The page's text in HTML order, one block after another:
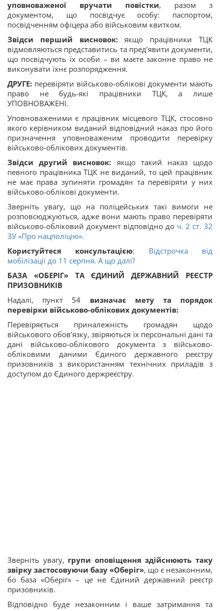
уповноваженої вручати повістки, разом з
документом, що посвідчує особу: паспортом,
посвідченням офіцера або військовим квитком.
Звідси перший висновок:якщо працівники ТЦК
відмовляються представитись та пред’явити документи,
що посвідчують їх особи – ви маєте законне право не
виконувати їхнє розпорядження.
ДРУГЕ: перевіряти військово-облікові документи мають
право не будь-які працівники ТЦК, а лише
УПОВНОВАЖЕНІ.
Уповноваженими є працівник місцевого ТЦК, стосовно
якого керівником виданий відповідний наказ про його
призначення уповноваженим проводити перевірку
військово-облікових документів.
Звідси другий висновок: якщо такий наказ щодо
певного працівника ТЦК не виданий, то цей працівник
не має права зупиняти громадян та перевіряти у них
військово-облікові документи.
Зверніть увагу, що на поліцейських такі вимоги не
розповсюджуються, адже вони мають право перевіряти
військово-обліковий документ відповідно до ч. 2 ст. 32
ЗУ «Про нацполіцію».
Користуйтеся консультацією: Відстрочка від
мобілізації до 11 серпня. А що далі?
БАЗА «ОБЕРІГ» ТА ЄДИНИЙ ДЕРЖАВНИЙ РЕЄСТР
ПРИЗОВНИКІВ
Надалі, пункт 54 визначає мету та порядок
перевірки військово-облікових документів:
Перевіряється приналежність громадян щодо
військового обов’язку, звіряються їх персональні дані та
дані військово-облікового документа з військово-
обліковими даними Єдиного державного реєстру
призовників з використанням технічних приладів з
доступом до Єдиного держреєстру.
Зверніть увагу, групи оповіщення здійснюють таку
звірку застосовуючи базу «Оберіг», що є незаконним,
бо база «Оберіг» – це не Єдиний державний реєстр
призовників.
Відповідно буде незаконним і ваше затримання та